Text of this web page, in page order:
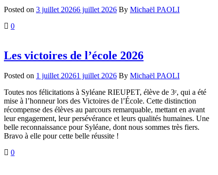
Posted on 3 juillet 20266 juillet 2026 By Michaël PAOLI
0
Les victoires de l’école 2026
Posted on 1 juillet 20261 juillet 2026 By Michaël PAOLI
Toutes nos félicitations à Syléane RIEUPET, élève de 3ᵉ, qui a été
mise à l’honneur lors des Victoires de l’École. Cette distinction
récompense des élèves au parcours remarquable, mettant en avant
leur engagement, leur persévérance et leurs qualités humaines. Une
belle reconnaissance pour Syléane, dont nous sommes très fiers.
Bravo à elle pour cette belle réussite !
0